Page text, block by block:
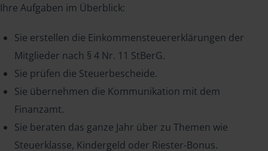
Ihre Aufgaben im Überblick:
Sie erstellen die Einkommensteuererklärungen der
Mitglieder nach § 4 Nr. 11 StBerG.
Sie prüfen die Steuerbescheide.
Sie übernehmen die Kommunikation mit dem
Finanzamt.
Sie beraten das ganze Jahr über zu Themen wie
Steuerklasse, Kindergeld oder Riester-Bonus.